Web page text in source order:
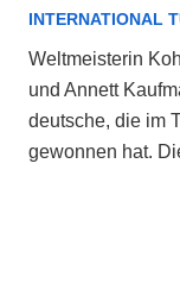
INTERNATIONAL
Weltmeisterin
und Annett
deutsche, die im
gewonnen hat.